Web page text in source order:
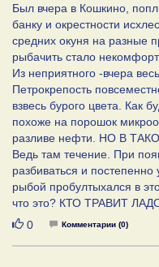
Был вчера в Кошкино,
банку и окрестности
средних окуня на разные
рыбачить стало
Из неприятного -вчера
Петрокрепость
взвесь бурого цвета. Как
похоже на порошок
разливе нефти. НО В
Ведь там течение. При
разбиваться и
рыбой пробултыхался в
что это? КТО ТРАВИТ
Нравится
0 Комментарии (0)